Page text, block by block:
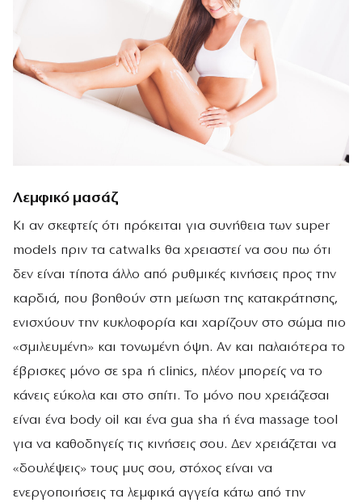
Λεμφικό μασάζ
Κι αν σκεφτείς ότι πρόκειται για συνήθεια των super
models πριν τα catwalks θα χρειαστεί να σου πω ότι
δεν είναι τίποτα άλλο από ρυθμικές κινήσεις προς την
καρδιά, που βοηθούν στη μείωση της κατακράτησης,
ενισχύουν την κυκλοφορία και χαρίζουν στο σώμα πιο
«σμιλευμένη» και τονωμένη όψη. Αν και παλαιότερα το
έβρισκες μόνο σε spa ή clinics, πλέον μπορείς να το
κάνεις εύκολα και στο σπίτι. Το μόνο που χρειάζεσαι
είναι ένα body oil και ένα gua sha ή ένα massage tool
για να καθοδηγείς τις κινήσεις σου. Δεν χρειάζεται να
«δουλέψεις» τους μυς σου, στόχος είναι να
ενεργοποιήσεις τα λεμφικά αγγεία κάτω από την